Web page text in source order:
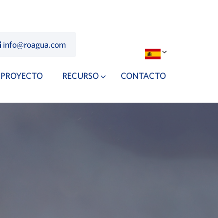
info@roagua.com
PROYECTO RECURSO CONTACTO